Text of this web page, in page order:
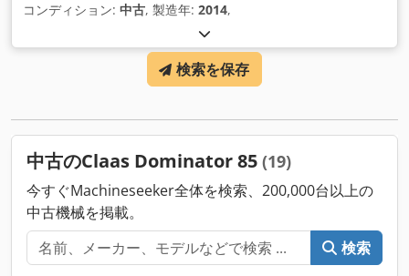
コンディション: 中古, 製造年: 2014,
検索を保存
中古のClaas Dominator 85 (19)
今すぐMachineseeker全体を検索、200,000台以上の
中古機械を掲載。
検索